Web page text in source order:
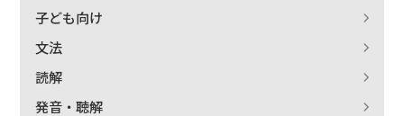
子ども向け
文法
読解
発音・聴解